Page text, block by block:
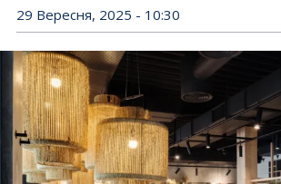
29 Вересня, 2025 - 10:30